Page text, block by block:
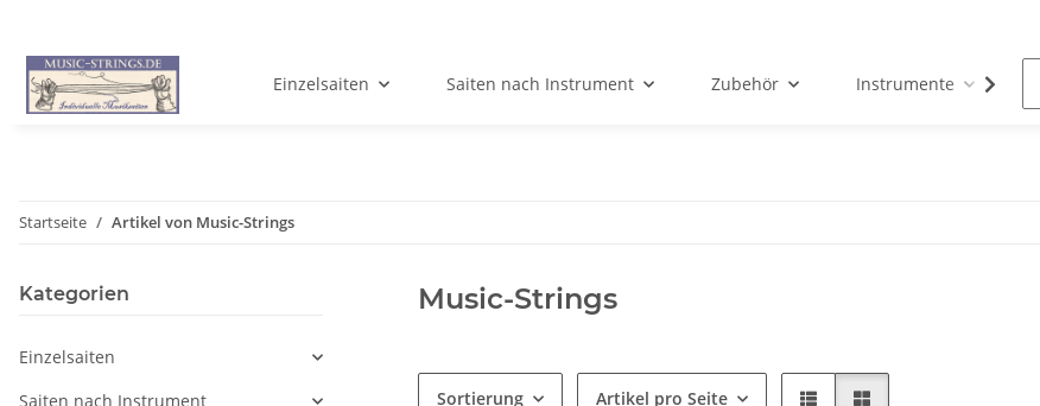
Einzelsaiten Saiten nach Instrument Zubehör Instrumente
Startseite Artikel von Music-Strings
Music-Strings
Sortierung Artikel pro Seite
Kategorien
Einzelsaiten
Saiten nach Instrument